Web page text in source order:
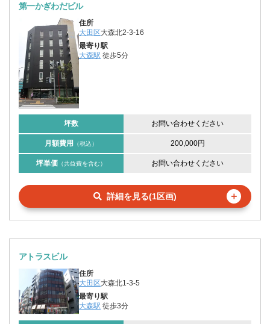
第一かぎわだビル
住所
大田区大森北2-3-16
最寄り駅
大森駅 徒歩5分
坪数 お問い合わせください
月額費用 （税込） 200,000円
坪単価 （共益費を含む） お問い合わせください
詳細を見る(1区画) ＋
アトラスビル
住所
大田区大森北1-3-5
最寄り駅
大森駅 徒歩3分